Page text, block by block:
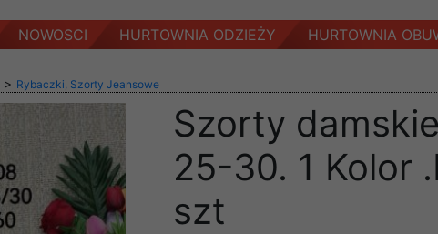
NOWOSCI HURTOWNIA ODZIEŻY HURTOWNIA
> Rybaczki, Szorty Jeansowe
Szorty
25-30. 1 Kolor
szt